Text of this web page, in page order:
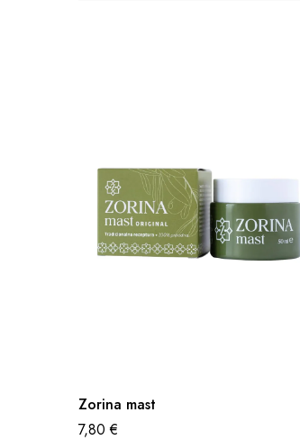
Zorina mast
7,80€